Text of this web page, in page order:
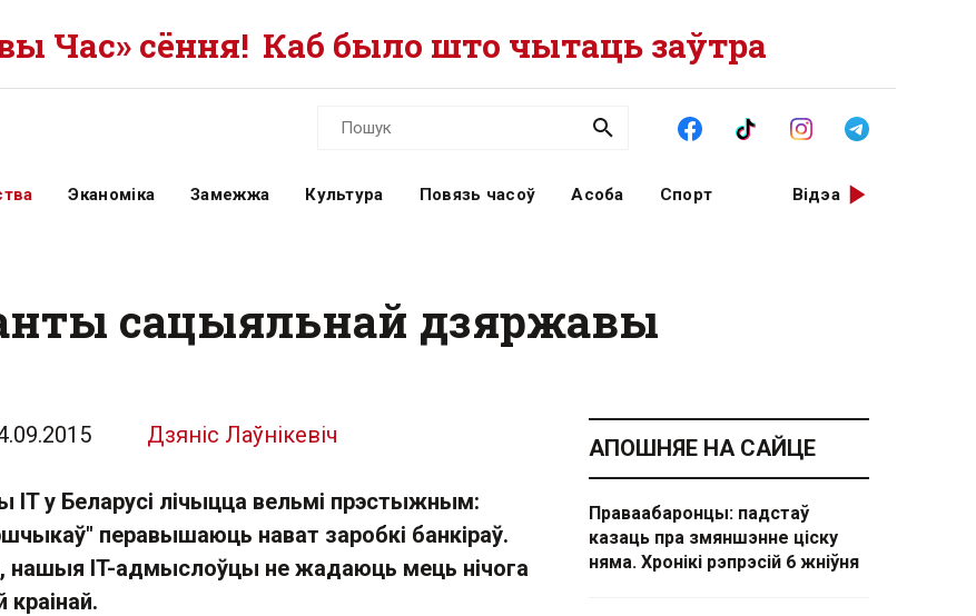
Час» сёння! Каб было што чытаць заўтра
Эканоміка Замежжа Культура Повязь часоў Асоба Спорт Відэа
сацыяльнай дзяржавы
Дзяніс Лаўнікевіч
IT у Беларусі лічыцца вельмі прэстыжным:
перавышаюць нават заробкі банкіраў.
IT-адмыслоўцы не жадаюць мець нічога
краінай.
АПОШНЯЕ НА САЙЦЕ
Праваабаронцы: падстаў
казаць пра змяншэнне ціску
няма. Хронікі рэпрэсій 6 жніўня